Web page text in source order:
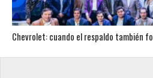
Chevrolet: cuando el respaldo también